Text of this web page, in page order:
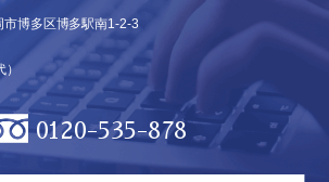
博多区博多駅南1-2-3
）
0120-535-878